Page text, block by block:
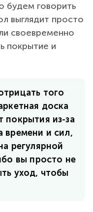
будем говорить
выглядит просто
своевременно
покрытие и
того
доска
покрытия из-за
времени и сил,
регулярной
вы просто не
уход, чтобы